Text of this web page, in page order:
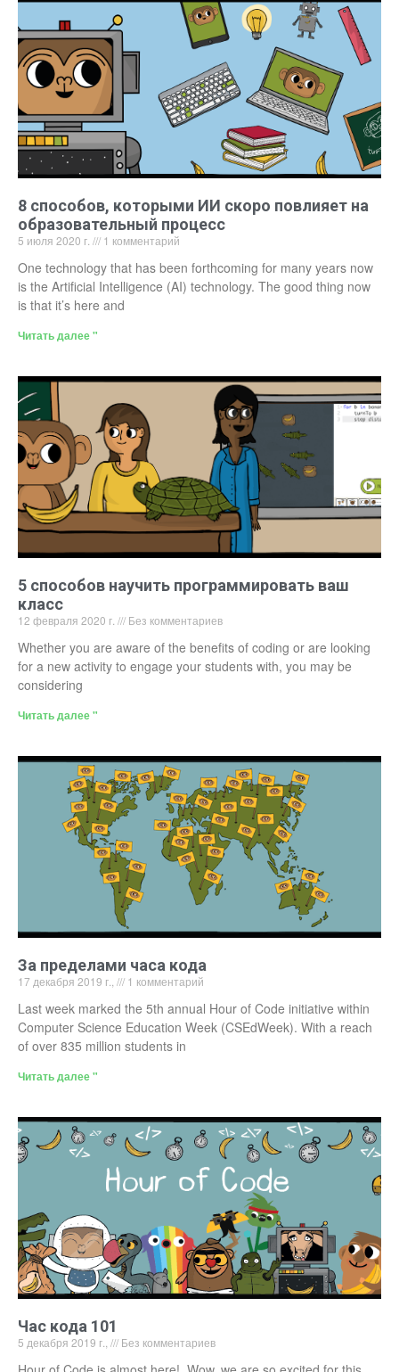
8 способов, которыми ИИ скоро повлияет на
образовательный процесс
5 июля 2020 г. 1 комментарий
One technology that has been forthcoming for many years now
is the Artificial Intelligence (AI) technology. The good thing now
is that it’s here and
Читать далее "
5 способов научить программировать ваш
класс
12 февраля 2020 г. Без комментариев
Whether you are aware of the benefits of coding or are looking
for a new activity to engage your students with, you may be
considering
Читать далее "
За пределами часа кода
17 декабря 2019 г., 1 комментарий
Last week marked the 5th annual Hour of Code initiative within
Computer Science Education Week (CSEdWeek). With a reach
of over 835 million students in
Читать далее "
Час кода 101
5 декабря 2019 г., Без комментариев